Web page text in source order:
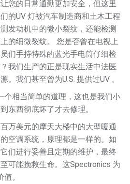
您的日常通勤更加安全，但这里
的UV 灯被汽车制造商和土木工程
发动机中的微小裂纹，还能检测
的细微裂纹。 您是否曾在电视上
们手持特殊的蓝光手电筒仔细检
我们生产的正是现实生活中法医
。我们甚至曾为U.S. 提供过UV 。
个相当简单的道理，这也是我们小
东西彻底坏了才去修理。
万美元的摩天大楼中的大型暖通
空调系统，原理都是一样的。如
们进行妥善且定期的维护，最终
可能挽救生命。这Spectronics 为
。